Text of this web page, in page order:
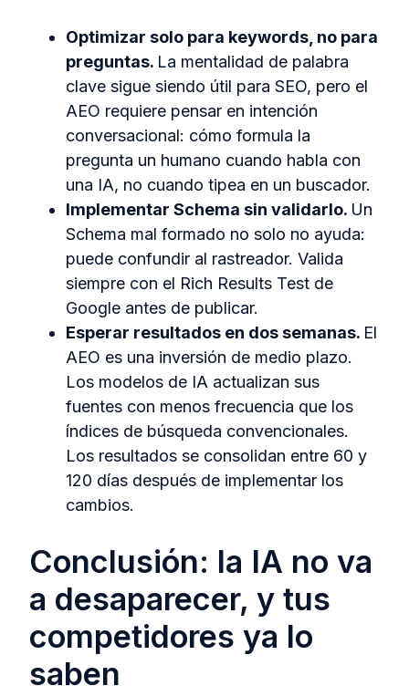
Optimizar solo para keywords, no para
preguntas. La mentalidad de palabra
clave sigue siendo útil para SEO, pero el
AEO requiere pensar en intención
conversacional: cómo formula la
pregunta un humano cuando habla con
una IA, no cuando tipea en un buscador.
Implementar Schema sin validarlo. Un
Schema mal formado no solo no ayuda:
puede confundir al rastreador. Valida
siempre con el Rich Results Test de
Google antes de publicar.
Esperar resultados en dos semanas. El
AEO es una inversión de medio plazo.
Los modelos de IA actualizan sus
fuentes con menos frecuencia que los
índices de búsqueda convencionales.
Los resultados se consolidan entre 60 y
120 días después de implementar los
cambios.
Conclusión: la IA no va
a desaparecer, y tus
competidores ya lo
saben